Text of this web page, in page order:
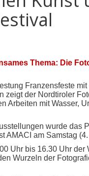
Thema: Die
Franzensfeste
zeigt der Nordtiroler
Arbeiten mit Wasser,
wurde das
AMACI am Samstag
Uhr bis 16.30 Uhr
Wurzeln der